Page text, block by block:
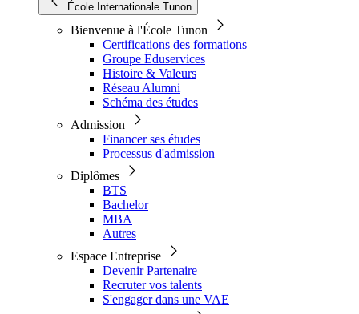
École Internationale Tunon
Bienvenue à l'École Tunon
Certifications des formations
Groupe Eduservices
Histoire & Valeurs
Réseau Alumni
Schéma des études
Admission
Financer ses études
Processus d'admission
Diplômes
BTS
Bachelor
MBA
Autres
Espace Entreprise
Devenir Partenaire
Recruter vos talents
S'engager dans une VAE